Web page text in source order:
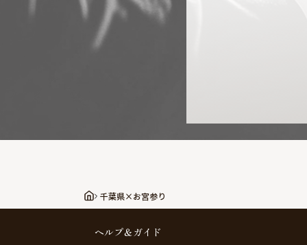
千葉県×お宮参り
ヘルプ＆ガイド